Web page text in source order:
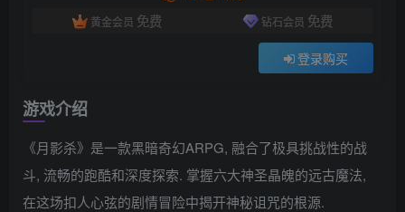
黄金会员 免费 钻石会员 免费
登录购买
游戏介绍
《月影杀》是一款黑暗奇幻ARPG, 融合了极具挑战性的战
斗, 流畅的跑酷和深度探索. 掌握六大神圣晶魄的远古魔法,
在这场扣人心弦的剧情冒险中揭开神秘诅咒的根源.